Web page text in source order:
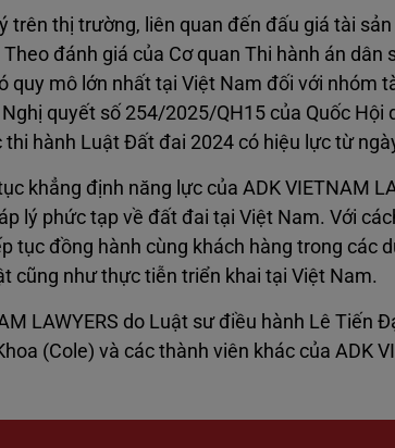
trên thị trường, liên quan đến đấu giá tài
đánh giá của Cơ quan Thi hành án
quy mô lớn nhất tại Việt Nam đối với nhóm
quyết số 254/2025/QH15 của Quốc
hành Luật Đất đai 2024 có hiệu lực từ
khẳng định năng lực của ADK VIETNAM
lý phức tạp về đất đai tại Việt Nam. Với
tục đồng hành cùng khách hàng trong các
cũng như thực tiễn triển khai tại Việt Nam.
LAWYERS do Luật sư điều hành Lê Tiến
(Cole) và các thành viên khác của ADK